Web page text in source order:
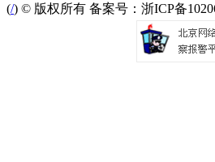
(/) © 版权所有 备案号：浙ICP备